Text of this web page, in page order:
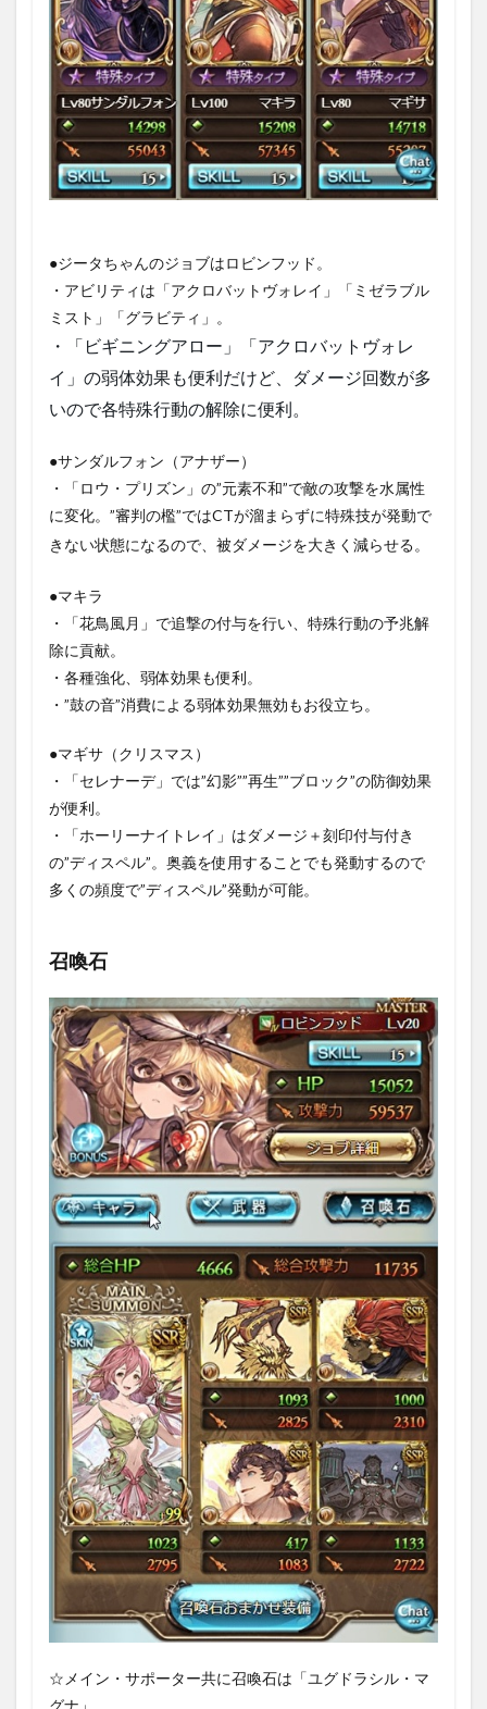
1.3.1
戦闘
①：開
幕
1.3.2
戦闘②：
ヒドロゾ
ア
（HP90％
1.3.3
③：イ
ノセン
トドレ
イン
（CT最
兆）
戦闘④：
ヴォーテ
クスコア
で予兆）
ヒドロゾ
ア
で予兆）
1.3.6
モード変
化と弱体
（HP40%)
1.3.7
戦闘⑦：
クター
1.3.8
戦闘
⑧：ヒ
ドロゾ
ア（CT
最大で
予兆）
1.3.9
戦闘
⑨：イ
ノセン
トアト
ラクタ
ー（CT
による
予兆）
1.3.10
戦闘⑩：
ヴォーテ
クスカル
ネル
（HP15%
で予兆）
1.3.11
戦闘⑪：
討伐完了
1.3.12
戦闘結果
討伐
●ジータちゃんのジョブはロビンフッド。
・アビリティは「アクロバットヴォレイ」「ミゼラブル
ミスト」「グラビティ」。
・「ビギニングアロー」「アクロバットヴォレ
イ」の弱体効果も便利だけど、ダメージ回数が多
いので各特殊行動の解除に便利。
●サンダルフォン（アナザー）
・「ロウ・プリズン」の”元素不和”で敵の攻撃を水属性
に変化。”審判の檻”ではCTが溜まらずに特殊技が発動で
きない状態になるので、被ダメージを大きく減らせる。
●マキラ
・「花鳥風月」で追撃の付与を行い、特殊行動の予兆解
除に貢献。
・各種強化、弱体効果も便利。
・”鼓の音”消費による弱体効果無効もお役立ち。
●マギサ（クリスマス）
・「セレナーデ」では”幻影””再生””ブロック”の防御効果
が便利。
・「ホーリーナイトレイ」はダメージ＋刻印付与付き
の”ディスペル”。奥義を使用することでも発動するので
多くの頻度で”ディスペル”発動が可能。
召喚石
☆メイン・サポーター共に召喚石は「ユグドラシル・マ
グナ」。